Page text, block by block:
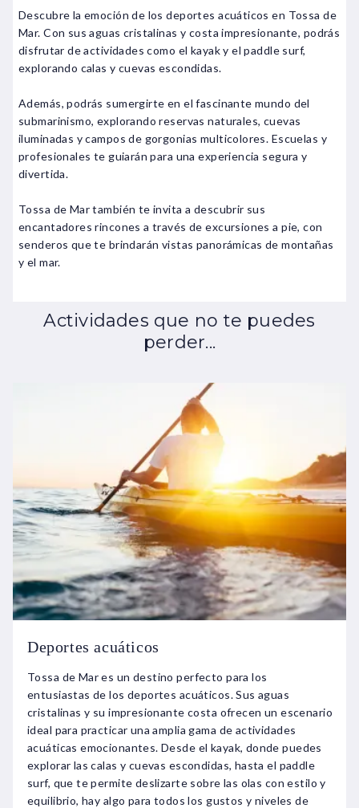
Descubre la emoción de los deportes acuáticos en Tossa de
Mar. Con sus aguas cristalinas y costa impresionante, podrás
disfrutar de actividades como el kayak y el paddle surf,
explorando calas y cuevas escondidas.
Además, podrás sumergirte en el fascinante mundo del
submarinismo, explorando reservas naturales, cuevas
iluminadas y campos de gorgonias multicolores. Escuelas y
profesionales te guiarán para una experiencia segura y
divertida.
Tossa de Mar también te invita a descubrir sus
encantadores rincones a través de excursiones a pie, con
senderos que te brindarán vistas panorámicas de montañas
y el mar.
Actividades que no te puedes
perder...
Deportes acuáticos
Tossa de Mar es un destino perfecto para los
entusiastas de los deportes acuáticos. Sus aguas
cristalinas y su impresionante costa ofrecen un escenario
ideal para practicar una amplia gama de actividades
acuáticas emocionantes. Desde el kayak, donde puedes
explorar las calas y cuevas escondidas, hasta el paddle
surf, que te permite deslizarte sobre las olas con estilo y
equilibrio, hay algo para todos los gustos y niveles de